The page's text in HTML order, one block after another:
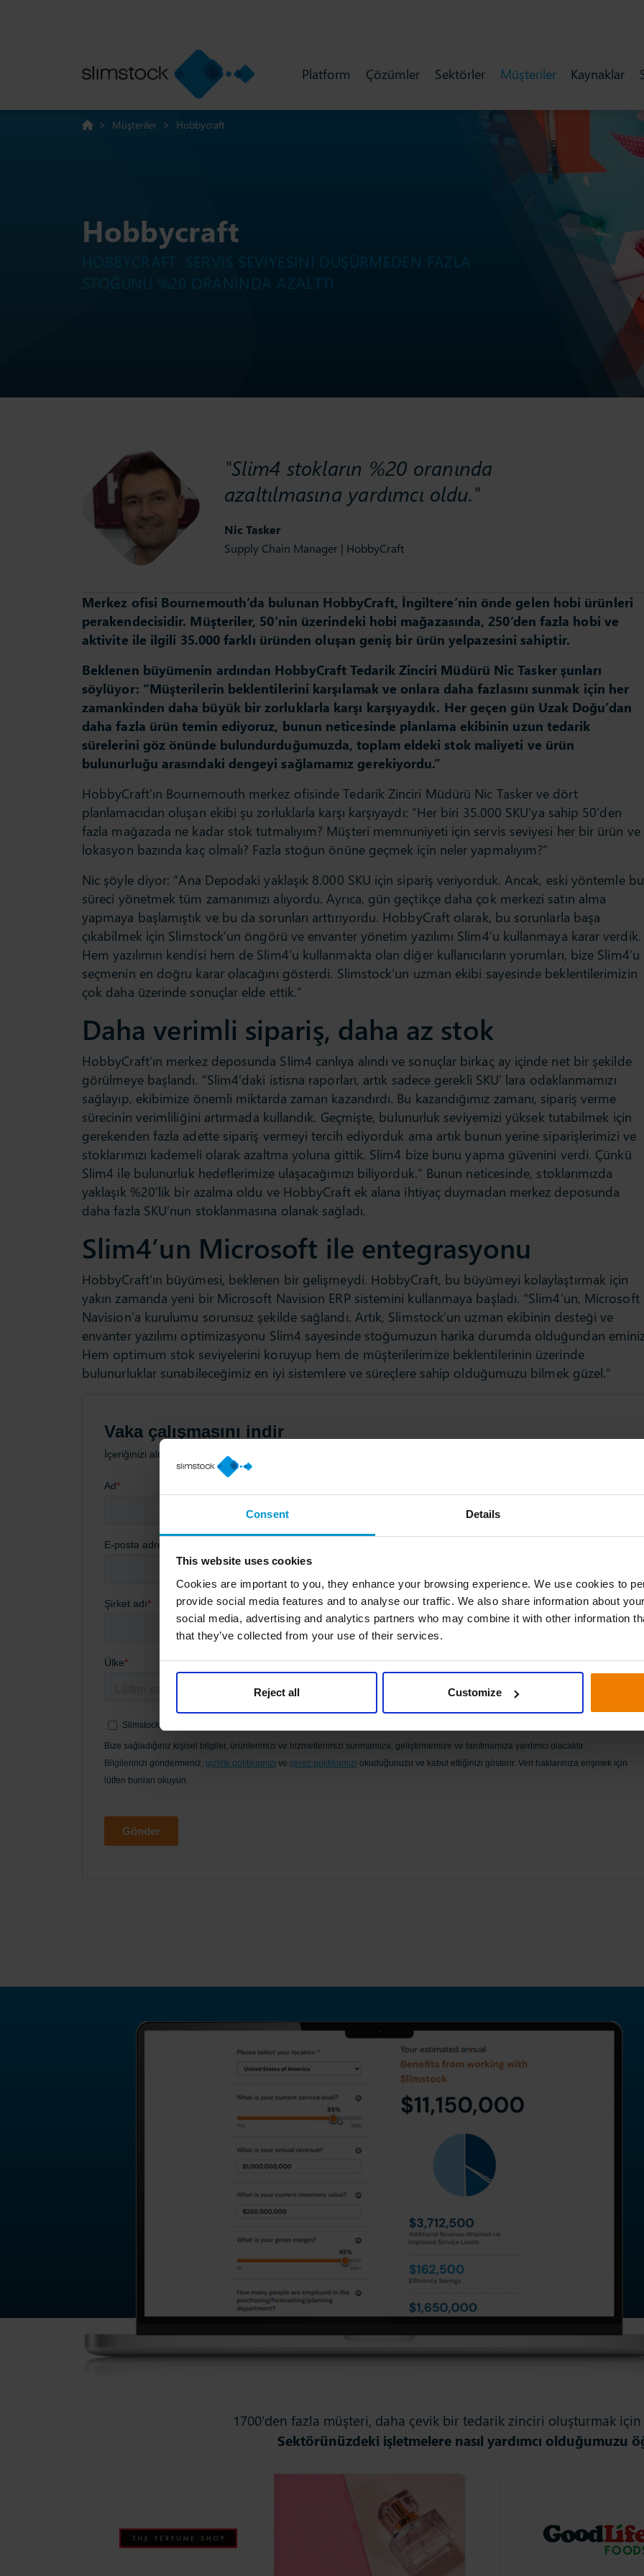
Consent Details
This website uses cookies
Cookies are important to you, they enhance your browsing experience. We use cookies to
provide social media features and to analyse our traffic. We also share information about
social media, advertising and analytics partners who may combine it with other information
that they’ve collected from your use of their services.
Reject all Customize
Platform Çözümler Sektörler Müşteriler Kaynaklar
> Müşteriler > Hobbycraft
Hobbycraft
HOBBYCRAFT, SERVIS SEVIYESINI DÜŞÜRMEDEN FAZLA
STOĞUNU %20 ORANINDA AZALTTI
Nic Tasker
Supply Chain Manager | HobbyCraft
"Slim4 stokların %20 oranında
azaltılmasına yardımcı oldu."
Merkez ofisi Bournemouth’da bulunan HobbyCraft, İngiltere’nin önde gelen hobi ürünleri
perakendecisidir. Müşteriler, 50’nin üzerindeki hobi mağazasında, 250’den fazla hobi ve
aktivite ile ilgili 35.000 farklı üründen oluşan geniş bir ürün yelpazesini sahiptir.
Beklenen büyümenin ardından HobbyCraft Tedarik Zinciri Müdürü Nic Tasker şunları
söylüyor: “Müşterilerin beklentilerini karşılamak ve onlara daha fazlasını sunmak için her
zamankinden daha büyük bir zorluklarla karşı karşıyaydık. Her geçen gün Uzak Doğu’dan
daha fazla ürün temin ediyoruz, bunun neticesinde planlama ekibinin uzun tedarik
sürelerini göz önünde bulundurduğumuzda, toplam eldeki stok maliyeti ve ürün
bulunurluğu arasındaki dengeyi sağlamamız gerekiyordu.”
HobbyCraft’ın Bournemouth merkez ofisinde Tedarik Zinciri Müdürü Nic Tasker ve dört
planlamacıdan oluşan ekibi şu zorluklarla karşı karşıyaydı: “Her biri 35.000 SKU’ya sahip 50’den
fazla mağazada ne kadar stok tutmalıyım? Müşteri memnuniyeti için servis seviyesi her bir ürün ve
lokasyon bazında kaç olmalı? Fazla stoğun önüne geçmek için neler yapmalıyım?”
Nic şöyle diyor: “Ana Depodaki yaklaşık 8.000 SKU için sipariş veriyorduk. Ancak, eski yöntemle bu
süreci yönetmek tüm zamanımızı alıyordu. Ayrıca, gün geçtikçe daha çok merkezi satın alma
yapmaya başlamıştık ve bu da sorunları arttırıyordu. HobbyCraft olarak, bu sorunlarla başa
çıkabilmek için Slimstock’un öngörü ve envanter yönetim yazılımı Slim4’u kullanmaya karar verdik.
Hem yazılımın kendisi hem de Slim4’u kullanmakta olan diğer kullanıcıların yorumları, bize Slim4’u
seçmenin en doğru karar olacağını gösterdi. Slimstock’un uzman ekibi sayesinde beklentilerimizin
çok daha üzerinde sonuçlar elde ettik.”
Daha verimli sipariş, daha az stok
HobbyCraft’ın merkez deposunda Slim4 canlıya alındı ve sonuçlar birkaç ay içinde net bir şekilde
görülmeye başlandı. “Slim4’daki istisna raporları, artık sadece gerekli SKU’ lara odaklanmamızı
sağlayıp, ekibimize önemli miktarda zaman kazandırdı. Bu kazandığımız zamanı, sipariş verme
sürecinin verimliliğini artırmada kullandık. Geçmişte, bulunurluk seviyemizi yüksek tutabilmek için
gerekenden fazla adette sipariş vermeyi tercih ediyorduk ama artık bunun yerine siparişlerimizi ve
stoklarımızı kademeli olarak azaltma yoluna gittik. Slim4 bize bunu yapma güvenini verdi. Çünkü
Slim4 ile bulunurluk hedeflerimize ulaşacağımızı biliyorduk.” Bunun neticesinde, stoklarımızda
yaklaşık %20’lik bir azalma oldu ve HobbyCraft ek alana ihtiyaç duymadan merkez deposunda
daha fazla SKU’nun stoklanmasına olanak sağladı.
Slim4’un Microsoft ile entegrasyonu
HobbyCraft’ın büyümesi, beklenen bir gelişmeydi. HobbyCraft, bu büyümeyi kolaylaştırmak için
yakın zamanda yeni bir Microsoft Navision ERP sistemini kullanmaya başladı. “Slim4’un, Microsoft
Navision’a kurulumu sorunsuz şekilde sağlandı. Artık, Slimstock’un uzman ekibinin desteği ve
envanter yazılımı optimizasyonu Slim4 sayesinde stoğumuzun harika durumda olduğundan
Hem optimum stok seviyelerini koruyup hem de müşterilerimize beklentilerinin üzerinde
bulunurluklar sunabileceğimiz en iyi sistemlere ve süreçlere sahip olduğumuzu bilmek güzel.”
%9 fazla stok
%98 hizmet
Talep
Yönetiminin
1700'den fazla müşteri, daha çevik bir tedarik zinciri oluşturmak
Sektörünüzdeki işletmelere nasıl yardımcı olduğumuzu
stratejisiyle müşterilerine daha iyi bir
deneyim sunuyor
yiyecek içecek tedariki ile
ilgilenmektedir.